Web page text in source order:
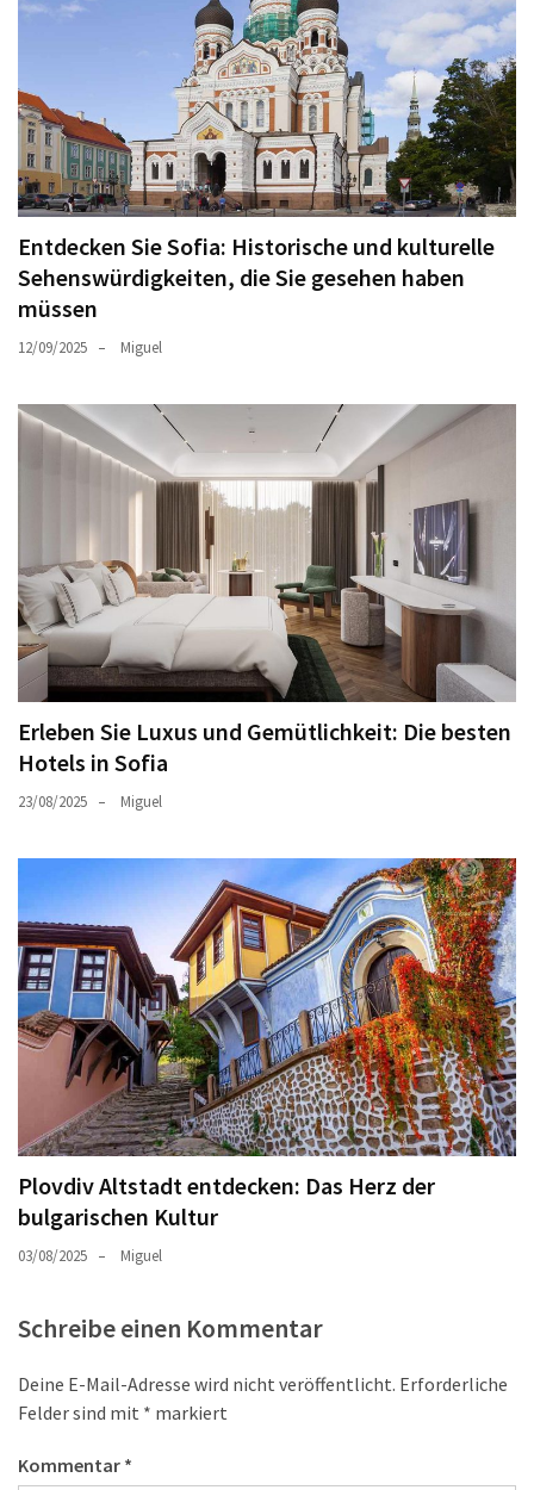
Entdecken Sie Sofia: Historische und kulturelle
Sehenswürdigkeiten, die Sie gesehen haben
müssen
12/09/2025 Miguel
Erleben Sie Luxus und Gemütlichkeit: Die besten
Hotels in Sofia
23/08/2025 Miguel
Plovdiv Altstadt entdecken: Das Herz der
bulgarischen Kultur
03/08/2025 Miguel
Schreibe einen Kommentar
Deine E-Mail-Adresse wird nicht veröffentlicht. Erforderliche
Felder sind mit * markiert
Kommentar *